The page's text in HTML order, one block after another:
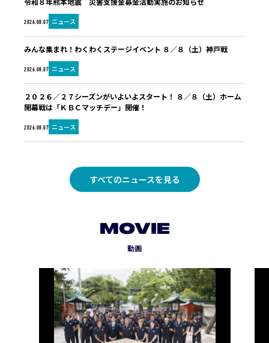
2026.08.07 ニュース
2026.08.07 ニュース
みんな集まれ！わくわくステージイベント ８／８（土）神戸戦
2026.08.07 ニュース
２０２６／２７シーズンがいよいよスタート！ ８／８（土）ホーム
開幕戦は「ＫＢＣマッチデー」開催！
すべてのニュースを見る
MOVIE
動画